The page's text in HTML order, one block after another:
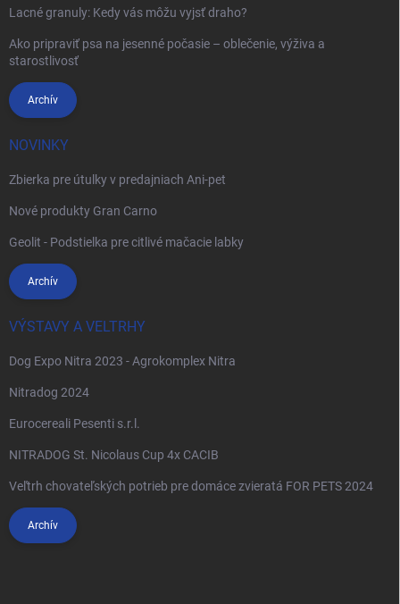
Lacné granuly: Kedy vás môžu vyjsť draho?
Ako pripraviť psa na jesenné počasie – oblečenie, výživa a
starostlivosť
Archív
NOVINKY
Zbierka pre útulky v predajniach Ani-pet
Nové produkty Gran Carno
Geolit - Podstielka pre citlivé mačacie labky
Archív
VÝSTAVY A VELTRHY
Dog Expo Nitra 2023 - Agrokomplex Nitra
Nitradog 2024
Eurocereali Pesenti s.r.l.
NITRADOG St. Nicolaus Cup 4x CACIB
Veľtrh chovateľských potrieb pre domáce zvieratá FOR PETS 2024
Archív